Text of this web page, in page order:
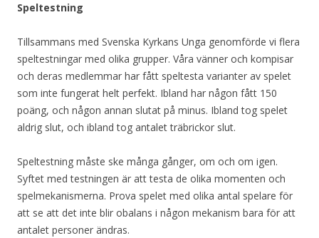
Speltestning
Tillsammans med Svenska Kyrkans Unga genomförde vi flera
speltestningar med olika grupper. Våra vänner och kompisar
och deras medlemmar har fått speltesta varianter av spelet
som inte fungerat helt perfekt. Ibland har någon fått 150
poäng, och någon annan slutat på minus. Ibland tog spelet
aldrig slut, och ibland tog antalet träbrickor slut.
Speltestning måste ske många gånger, om och om igen.
Syftet med testningen är att testa de olika momenten och
spelmekanismerna. Prova spelet med olika antal spelare för
att se att det inte blir obalans i någon mekanism bara för att
antalet personer ändras.